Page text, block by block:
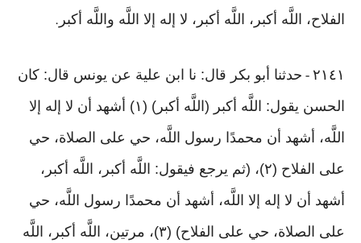
الفلاح، اللَّه أكبر، اللَّه أكبر، لا إله إلا اللَّه واللَّه أكبر .
٢١٤١ - حدثنا أبو بكر قال: نا ابن علية عن يونس قال: كان
الحسن يقول: اللَّه أكبر (اللَّه أكبر) (١) أشهد أن لا إله إلا
اللَّه، أشهد أن محمدًا رسول اللَّه، حي على الصلاة، حي
على الفلاح (٢)، (ثم يرجع فيقول: اللَّه أكبر، اللَّه أكبر،
أشهد أن لا إله إلا اللَّه، أشهد أن محمدًا رسول اللَّه، حي
على الصلاة، حي على الفلاح) (٣)، مرتين، اللَّه أكبر، اللَّه